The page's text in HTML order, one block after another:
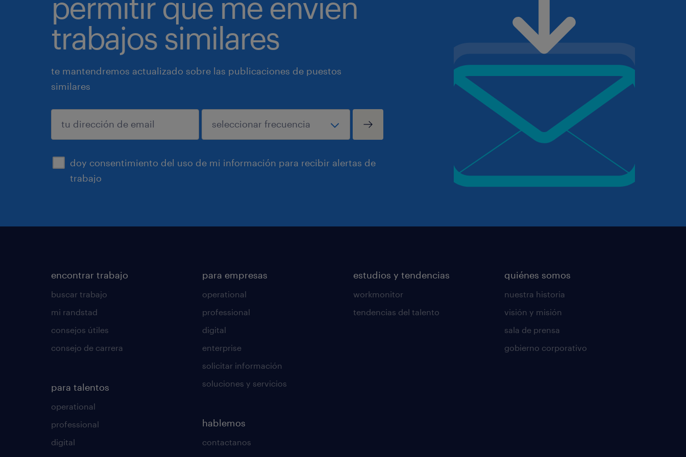
trabajos similares
te mantendremos actualizado sobre las publicaciones de puestos
similares
doy consentimiento del uso de mi información para recibir alertas de
trabajo
enviar
encontrar trabajo
buscar trabajo
mi randstad
consejos útiles
consejo de carrera
para talentos
operational
professional
digital
para empresas
operational
professional
digital
enterprise
solicitar información
soluciones y servicios
hablemos
contactanos
estudios y tendencias
workmonitor
tendencias del talento
quiénes somos
nuestra historia
visión y misión
sala de prensa
gobierno corporativo